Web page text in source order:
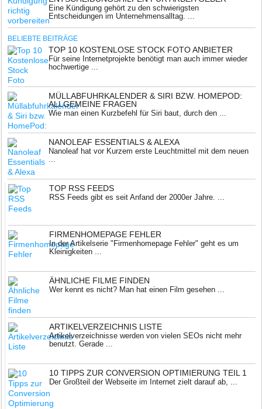
Eine Kündigung gehört zu den schwierigsten
Entscheidungen im Unternehmensalltag. ...
BELIEBTE BEITRÄGE
TOP 10 KOSTENLOSE STOCK FOTO ANBIETER
Für seine Internetprojekte benötigt man auch immer wieder
hochwertige ...
MÜLLABFUHRKALENDER & SIRI BZW. HOMEPOD:
ALLGEMEINE FRAGEN
Wie man einen Kurzbefehl für Siri baut, durch den ...
NANOLEAF ESSENTIALS & ALEXA
Nanoleaf hat vor Kurzem erste Leuchtmittel mit dem neuen
...
TOP RSS FEEDS
RSS Feeds gibt es seit Anfand der 2000er Jahre. ...
FIRMENHOMEPAGE FEHLER
In der Artikelserie "Firmenhomepage Fehler" geht es um
Kleinigkeiten ...
ÄHNLICHE FILME FINDEN
Wer kennt es nicht? Man hat einen Film gesehen ...
ARTIKELVERZEICHNIS LISTE
Artikelverzeichnisse werden von vielen SEOs nicht mehr
benutzt. Gerade ...
10 TIPPS ZUR CONVERSION OPTIMIERUNG TEIL 1
Der Großteil der Webseite im Internet zielt darauf ab, ...